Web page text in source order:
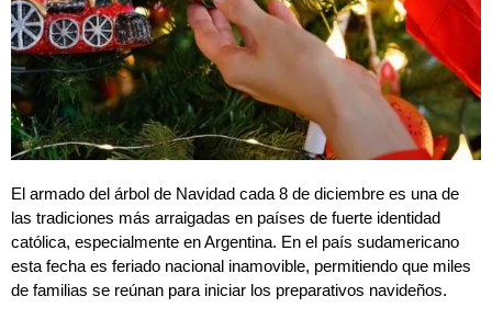
El armado del árbol de Navidad cada 8 de diciembre es una de
las tradiciones más arraigadas en países de fuerte identidad
católica, especialmente en Argentina. En el país sudamericano
esta fecha es feriado nacional inamovible, permitiendo que miles
de familias se reúnan para iniciar los preparativos navideños.